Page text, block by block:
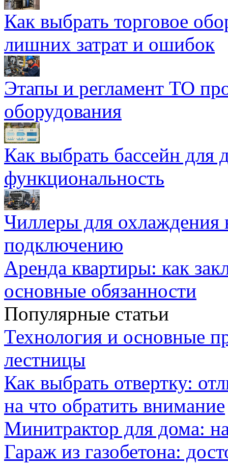
Как выбрать торговое
лишних затрат и ошибок
Этапы и регламент ТО
оборудования
Как выбрать бассейн для
функциональность
Чиллеры для охлаждения
подключению
Аренда квартиры: как
основные обязанности
Популярные статьи
Технология и основные
лестницы
Как выбрать отвертку:
на что обратить внимание
Минитрактор для дома:
Гараж из газобетона: